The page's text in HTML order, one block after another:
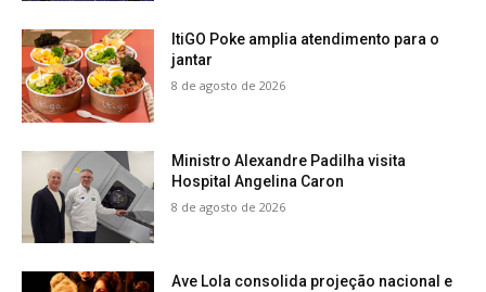
ItiGO Poke amplia atendimento para o
jantar
8 de agosto de 2026
Ministro Alexandre Padilha visita
Hospital Angelina Caron
8 de agosto de 2026
Ave Lola consolida projeção nacional e